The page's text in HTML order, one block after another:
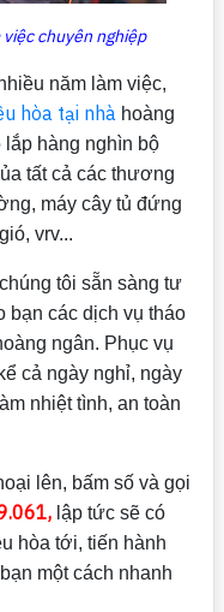
chuyên nghiệp
năm làm việc,
hòa tại nhà hoàng
lắp hàng nghìn bộ
tất cả các thương
máy cây tủ đứng
vrv...
tôi sẵn sàng tư
bạn các dịch vụ tháo
ngân. Phục vụ
cả ngày nghỉ, ngày
nhiệt tình, an toàn
lên, bấm số và gọi
lập tức sẽ có
hòa tới, tiến hành
một cách nhanh